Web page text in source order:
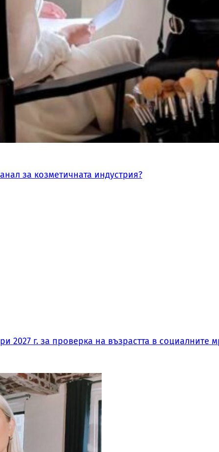
за козметичната индустрия?
2027 г. за проверка на възрастта в социалните